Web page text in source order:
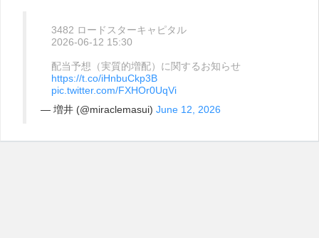
3482 ロードスターキャピタル
2026-06-12 15:30
配当予想（実質的増配）に関するお知らせ
https://t.co/iHnbuCkp3B
pic.twitter.com/FXHOr0UqVi
— 増井 (@miraclemasui) June 12, 2026